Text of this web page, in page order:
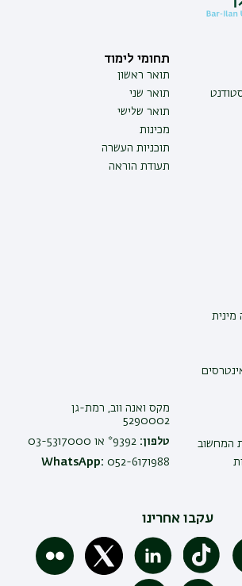
תחומי לימוד
תואר ראשון
תואר שני
תואר שלישי
מכינות
תוכניות העשרה
תעודת הוראה
המחשוב
מקס ואנה ווב, רמת-גן
5290002
טלפון:
WhatsApp: 052-6171988
עקבו אחרינו